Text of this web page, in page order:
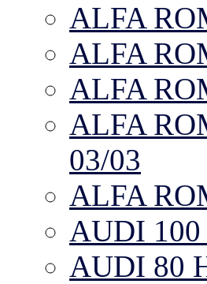
ALFA
ALFA
ALFA
ALFA
03/03
ALFA
AUDI 100
AUDI 80